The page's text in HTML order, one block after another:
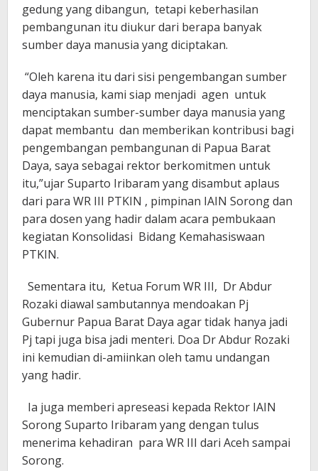
gedung yang dibangun, tetapi keberhasilan
pembangunan itu diukur dari berapa banyak
sumber daya manusia yang diciptakan.
“Oleh karena itu dari sisi pengembangan sumber
daya manusia, kami siap menjadi agen untuk
menciptakan sumber-sumber daya manusia yang
dapat membantu dan memberikan kontribusi bagi
pengembangan pembangunan di Papua Barat
Daya, saya sebagai rektor berkomitmen untuk
itu,”ujar Suparto Iribaram yang disambut aplaus
dari para WR III PTKIN , pimpinan IAIN Sorong dan
para dosen yang hadir dalam acara pembukaan
kegiatan Konsolidasi Bidang Kemahasiswaan
PTKIN.
Sementara itu, Ketua Forum WR III, Dr Abdur
Rozaki diawal sambutannya mendoakan Pj
Gubernur Papua Barat Daya agar tidak hanya jadi
Pj tapi juga bisa jadi menteri. Doa Dr Abdur Rozaki
ini kemudian di-amiinkan oleh tamu undangan
yang hadir.
Ia juga memberi apreseasi kepada Rektor IAIN
Sorong Suparto Iribaram yang dengan tulus
menerima kehadiran para WR III dari Aceh sampai
Sorong.